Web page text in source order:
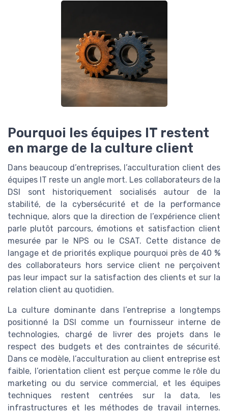
Pourquoi les équipes IT restent
en marge de la culture client
Dans beaucoup d’entreprises, l’acculturation client des
équipes IT reste un angle mort. Les collaborateurs de la
DSI sont historiquement socialisés autour de la
stabilité, de la cybersécurité et de la performance
technique, alors que la direction de l’expérience client
parle plutôt parcours, émotions et satisfaction client
mesurée par le NPS ou le CSAT. Cette distance de
langage et de priorités explique pourquoi près de 40 %
des collaborateurs hors service client ne perçoivent
pas leur impact sur la satisfaction des clients et sur la
relation client au quotidien.
La culture dominante dans l’entreprise a longtemps
positionné la DSI comme un fournisseur interne de
technologies, chargé de livrer des projets dans le
respect des budgets et des contraintes de sécurité.
Dans ce modèle, l’acculturation au client entreprise est
faible, l’orientation client est perçue comme le rôle du
marketing ou du service commercial, et les équipes
techniques restent centrées sur la data, les
infrastructures et les méthodes de travail internes.